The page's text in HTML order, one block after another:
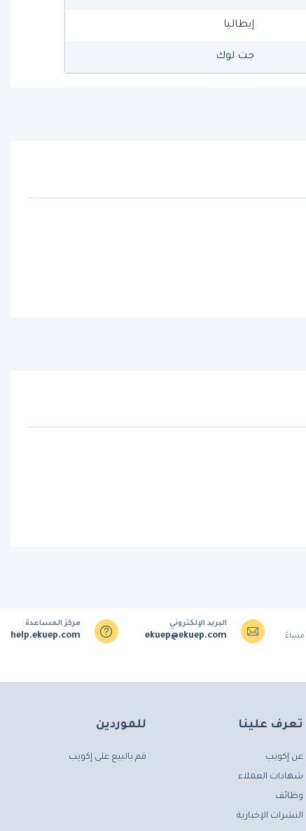
إيطاليا
جت لوك
البريد الإلكتروني
ekuep@ekuep.com
مركز المساعدة
help.ekuep.com
تعرف علينا
عن إكويب
شهادات العملاء
وظائف
النشرات الإخبارية
للموردين
قم بالبيع على إكويب